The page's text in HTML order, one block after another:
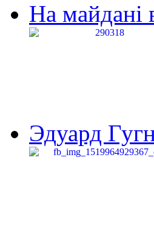
На майдані
Эдуард